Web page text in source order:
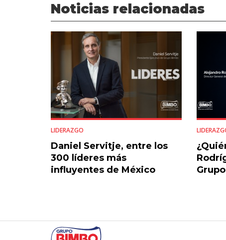
Noticias relacionadas
LIDERAZGO
Daniel Servitje, entre los
300 líderes más
influyentes de México